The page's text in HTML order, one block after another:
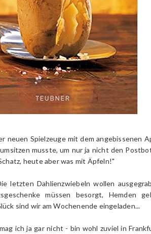
neuen Spielzeuge mit dem angebissenen
musste, um nur ja nicht den
heute aber was mit Äpfeln!"
letzten Dahlienzwiebeln wollen
müssen besorgt, Hemden
sind wir am Wochenende eingeladen...
ich ja gar nicht - bin wohl zuviel in